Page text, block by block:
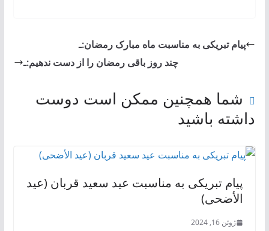
پیام تبریکی به‌ مناسبت ماه مبارک رمضان:ـ
چند روز باقی رمضان را از دست ندهيم:ـ
شما همچنین ممکن است دوست
داشته باشید
پیام تبریکی به‌ مناسبت عید سعید قربان (عيد
الأضحى)
ژوئن 16, 2024